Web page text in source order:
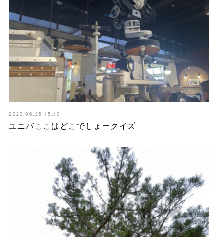
2023.06.25 15:10
ユニバここはどこでしょークイズ